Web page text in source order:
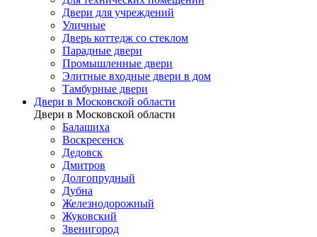
Двери для учреждений
Уличные
Дверь коттедж со стеклом
Парадные двери
Промышленные двери
Элитные входные двери в дом
Тамбурные двери
Двери в Московской области
Двери в Московской области
Балашиха
Воскресенск
Дедовск
Дмитров
Долгопрудный
Дубна
Железнодорожный
Жуковский
Звенигород